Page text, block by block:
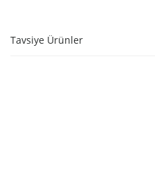
Tavsiye Ürünler